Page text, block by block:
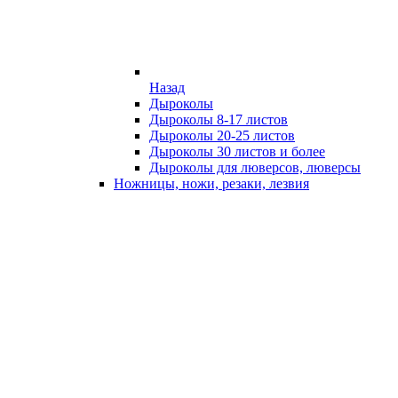
Назад
Дыроколы
Дыроколы 8-17 листов
Дыроколы 20-25 листов
Дыроколы 30 листов и более
Дыроколы для люверсов, люверсы
Ножницы, ножи, резаки, лезвия